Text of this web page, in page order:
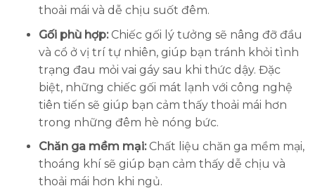
thoải mái và dễ chịu suốt đêm.
Gối phù hợp: Chiếc gối lý tưởng sẽ nâng đỡ đầu
và cổ ở vị trí tự nhiên, giúp bạn tránh khỏi tình
trạng đau mỏi vai gáy sau khi thức dậy. Đặc
biệt, những chiếc gối mát lạnh với công nghệ
tiên tiến sẽ giúp bạn cảm thấy thoải mái hơn
trong những đêm hè nóng bức.
Chăn ga mềm mại: Chất liệu chăn ga mềm mại,
thoáng khí sẽ giúp bạn cảm thấy dễ chịu và
thoải mái hơn khi ngủ.